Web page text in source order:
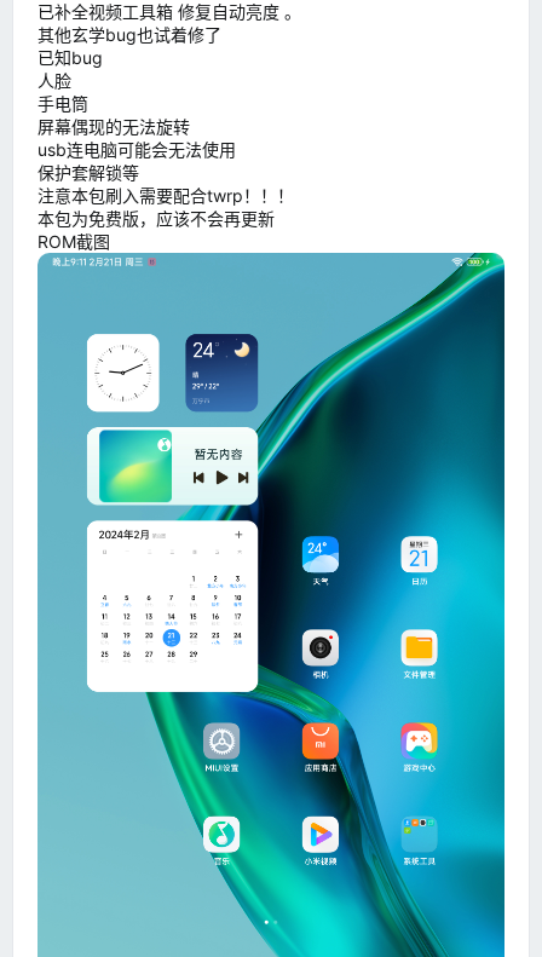
已补全视频工具箱 修复自动亮度 。
其他玄学bug也试着修了
已知bug
人脸
手电筒
屏幕偶现的无法旋转
usb连电脑可能会无法使用
保护套解锁等
注意本包刷入需要配合twrp！！！
本包为免费版，应该不会再更新
ROM截图